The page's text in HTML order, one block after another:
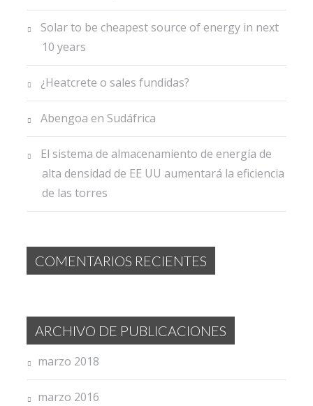
Solar to be cheapest source of energy in next
10 years
¿Heatcrete o sales fundidas?
Abengoa en Sudáfrica
El sistema de almacenamiento de energía de
alta densidad de EE UU aumentará la eficiencia
de las torres
COMENTARIOS RECIENTES
ARCHIVO DE PUBLICACIONES
marzo 2018
marzo 2016